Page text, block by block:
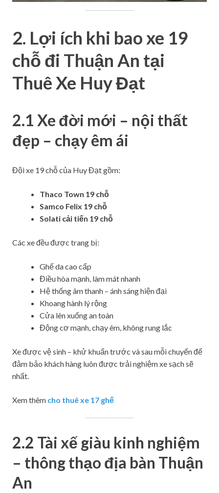
2. Lợi ích khi bao xe 19
chỗ đi Thuận An tại
Thuê Xe Huy Đạt
2.1 Xe đời mới – nội thất
đẹp – chạy êm ái
Đội xe 19 chỗ của Huy Đạt gồm:
Thaco Town 19 chỗ
Samco Felix 19 chỗ
Solati cải tiến 19 chỗ
Các xe đều được trang bị:
Ghế da cao cấp
Điều hòa mạnh, làm mát nhanh
Hệ thống âm thanh – ánh sáng hiện đại
Khoang hành lý rộng
Cửa lên xuống an toàn
Động cơ mạnh, chạy êm, không rung lắc
Xe được vệ sinh – khử khuẩn trước và sau mỗi chuyến để
đảm bảo khách hàng luôn được trải nghiệm xe sạch sẽ
nhất.
Xem thêm cho thuê xe 17 ghế
2.2 Tài xế giàu kinh nghiệm
– thông thạo địa bàn Thuận
An